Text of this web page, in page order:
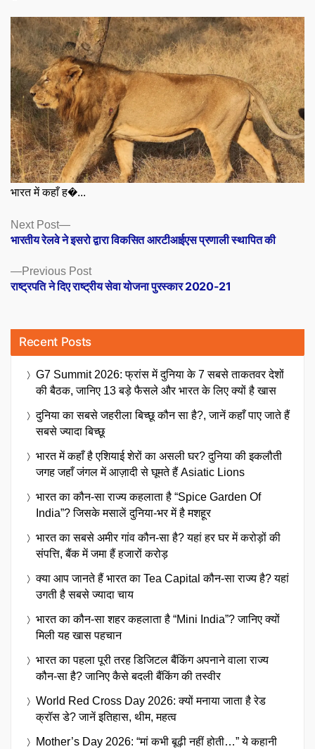
भारत में कहाँ ह�...
Posts
navigation
Previous PostPrevious
post:
राष्ट्रपति ने दिए राष्ट्रीय सेवा योजना पुरस्कार 2020-21
Next Post
Next
post:
भारतीय रेलवे ने इसरो द्वारा विकसित आरटीआईएस प्रणाली स्थापित की
Recent Posts
G7 Summit 2026: फ्रांस में दुनिया के 7 सबसे ताकतवर देशों
की बैठक, जानिए 13 बड़े फैसले और भारत के लिए क्यों है खास
दुनिया का सबसे जहरीला बिच्छू कौन सा है?, जानें कहाँ पाए जाते हैं
सबसे ज्यादा बिच्छू
भारत में कहाँ है एशियाई शेरों का असली घर? दुनिया की इकलौती
जगह जहाँ जंगल में आज़ादी से घूमते हैं Asiatic Lions
भारत का कौन-सा राज्य कहलाता है “Spice Garden Of
India”? जिसके मसालें दुनिया-भर में है मशहूर
भारत का सबसे अमीर गांव कौन-सा है? यहां हर घर में करोड़ों की
संपत्ति, बैंक में जमा हैं हजारों करोड़
क्या आप जानते हैं भारत का Tea Capital कौन-सा राज्य है? यहां
उगती है सबसे ज्यादा चाय
भारत का कौन-सा शहर कहलाता है “Mini India”? जानिए क्यों
मिली यह खास पहचान
भारत का पहला पूरी तरह डिजिटल बैंकिंग अपनाने वाला राज्य
कौन-सा है? जानिए कैसे बदली बैंकिंग की तस्वीर
World Red Cross Day 2026: क्यों मनाया जाता है रेड
क्रॉस डे? जानें इतिहास, थीम, महत्व
Mother’s Day 2026: “मां कभी बूढ़ी नहीं होती…” ये कहानी